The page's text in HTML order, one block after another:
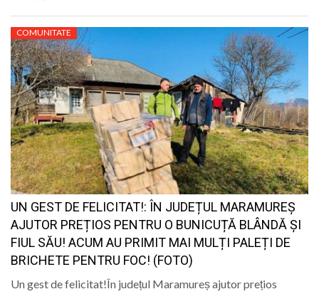
COMUNITATE
UN GEST DE FELICITAT!: ÎN JUDEȚUL MARAMUREȘ
AJUTOR PREȚIOS PENTRU O BUNICUȚĂ BLÂNDĂ ȘI
FIUL SĂU! ACUM AU PRIMIT MAI MULȚI PALEȚI DE
BRICHETE PENTRU FOC! (FOTO)
Un gest de felicitat!În județul Maramureș ajutor prețios